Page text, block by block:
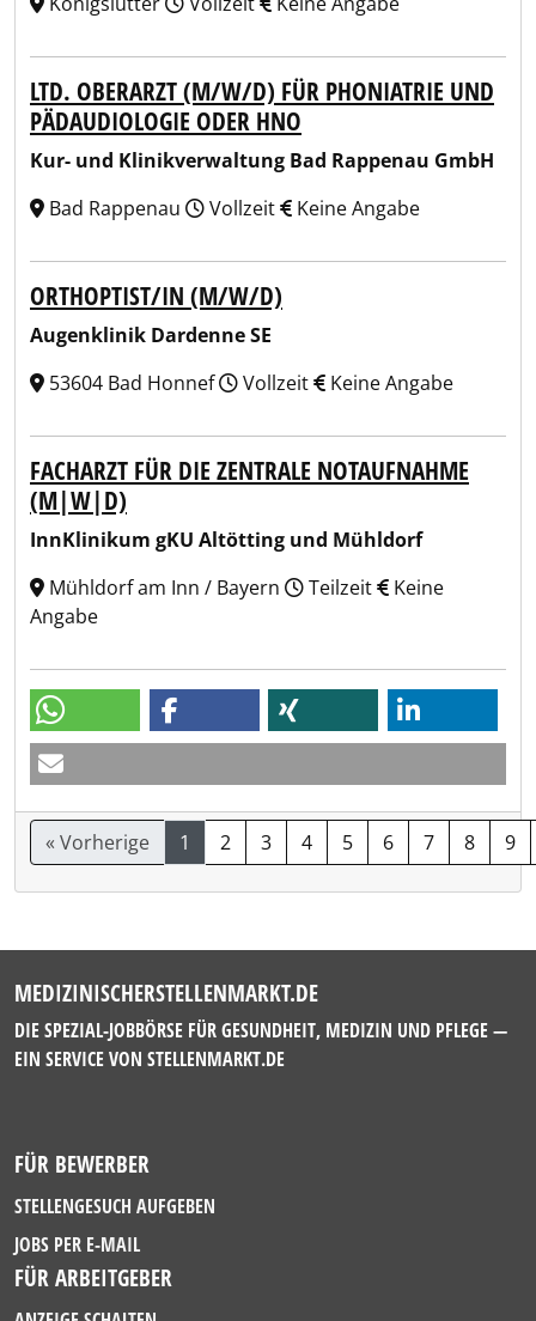
LTD. OBERARZT (M/W/D) FÜR PHONIATRIE UND
PÄDAUDIOLOGIE ODER HNO
Kur- und Klinikverwaltung Bad Rappenau GmbH
Bad Rappenau
Vollzeit Keine Angabe
ORTHOPTIST/IN (M/W/D)
Augenklinik Dardenne SE
53604 Bad Honnef
Vollzeit Keine Angabe
FACHARZT FÜR DIE ZENTRALE NOTAUFNAHME
(M|W|D)
InnKlinikum gKU Altötting und Mühldorf
Mühldorf am Inn / Bayern
Teilzeit
Keine
Angabe
« Vorherige 1 2 3 4 5 6 7 8 9
MEDIZINISCHERSTELLENMARKT.DE
DIE SPEZIAL-JOBBÖRSE FÜR GESUNDHEIT, MEDIZIN UND PFLEGE —
EIN SERVICE VON STELLENMARKT.DE
FÜR BEWERBER
STELLENGESUCH AUFGEBEN
JOBS PER E-MAIL
FÜR ARBEITGEBER